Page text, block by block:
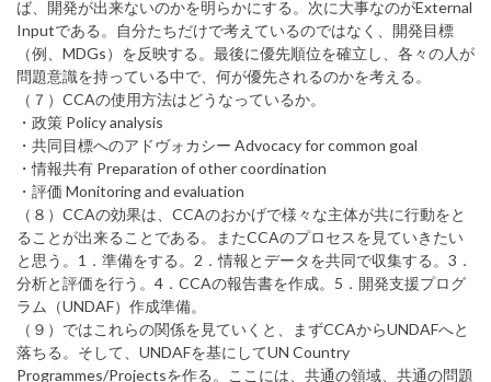
ば、開発が出来ないのかを明らかにする。次に大事なのがExternal
Inputである。自分たちだけで考えているのではなく、開発目標
（例、MDGs）を反映する。最後に優先順位を確立し、各々の人が
問題意識を持っている中で、何が優先されるのかを考える。
（７）CCAの使用方法はどうなっているか。
・政策 Policy analysis
・共同目標へのアドヴォカシー Advocacy for common goal
・情報共有 Preparation of other coordination
・評価 Monitoring and evaluation
（８）CCAの効果は、CCAのおかげで様々な主体が共に行動をと
ることが出来ることである。またCCAのプロセスを見ていきたい
と思う。1．準備をする。2．情報とデータを共同で収集する。3．
分析と評価を行う。4．CCAの報告書を作成。5．開発支援プログ
ラム（UNDAF）作成準備。
（９）ではこれらの関係を見ていくと、まずCCAからUNDAFへと
落ちる。そして、UNDAFを基にしてUN Country
Programmes/Projectsを作る。ここには、共通の領域、共通の問題